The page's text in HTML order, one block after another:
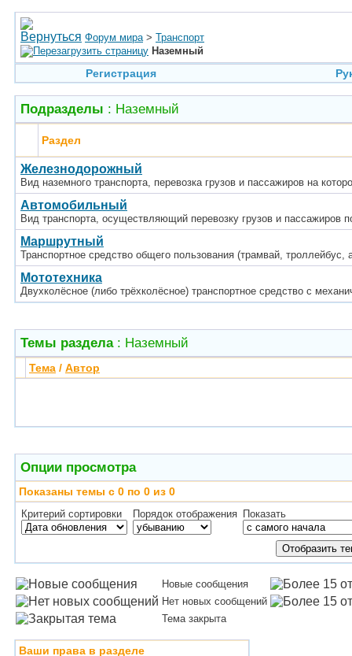
Форум мира > Транспорт
Наземный
Регистрация
Подразделы : Наземный
Раздел
Железнодорожный
Вид наземного транспорта, перевозка грузов и пассажиров на
Автомобильный
Вид транспорта, осуществляющий перевозку грузов и пассажиров
Маршрутный
Транспортное средство общего пользования (трамвай, троллейбус,
Мототехника
Двухколёсное (либо трёхколёсное) транспортное средство с
Темы раздела: Наземный
Тема / Автор
Опции просмотра
Показаны темы с 0 по 0 из 0
Критерий сортировки Порядок отображения Показать
Новые сообщения
Нет новых сообщений
Тема закрыта
Ваши права в разделе